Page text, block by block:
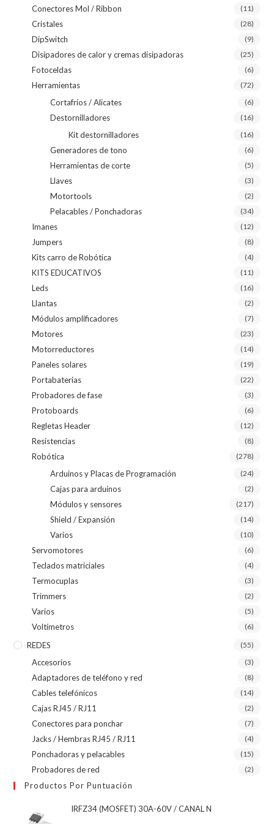
Conectores Mol / Ribbon (11)
Cristales (28)
DipSwitch (9)
Disipadores de calor y cremas disipadoras (25)
Fotoceldas (6)
Herramientas (72)
Cortafríos / Alicates (6)
Destornilladores (16)
Kit destornilladores (16)
Generadores de tono (6)
Herramientas de corte (5)
Llaves (3)
Motortools (2)
Pelacables / Ponchadoras (34)
Imanes (12)
Jumpers (8)
Kits carro de Robótica (4)
KITS EDUCATIVOS (11)
Leds (16)
Llantas (2)
Módulos amplificadores (7)
Motores (23)
Motorreductores (14)
Paneles solares (19)
Portabaterias (22)
Probadores de fase (3)
Protoboards (6)
Regletas Header (12)
Resistencias (8)
Robótica (278)
Arduinos y Placas de Programación (24)
Cajas para arduinos (2)
Módulos y sensores (217)
Shield / Expansión (14)
Varios (10)
Servomotores (6)
Teclados matriciales (4)
Termocuplas (3)
Trimmers (2)
Varios (5)
Voltímetros (6)
REDES (55)
Accesorios (3)
Adaptadores de teléfono y red (8)
Cables telefónicos (14)
Cajas RJ45 / RJ11 (2)
Conectores para ponchar (7)
Jacks / Hembras RJ45 / RJ11 (4)
Ponchadoras y pelacables (15)
Probadores de red (2)
Productos Por Puntuación
IRFZ34 (MOSFET) 30A-60V / CANAL N